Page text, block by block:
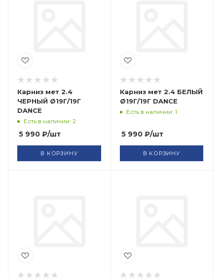
Карниз мет 2.4
ЧЕРНЫЙ Ø19Г/19Г
DANCE
Есть в наличии: 2
5 990 ₽/шт
В КОРЗИНУ
Карниз мет 2.4 БЕЛЫЙ
Ø19Г/19Г DANCE
Есть в наличии: 1
5 990₽/шт
В КОРЗИНУ